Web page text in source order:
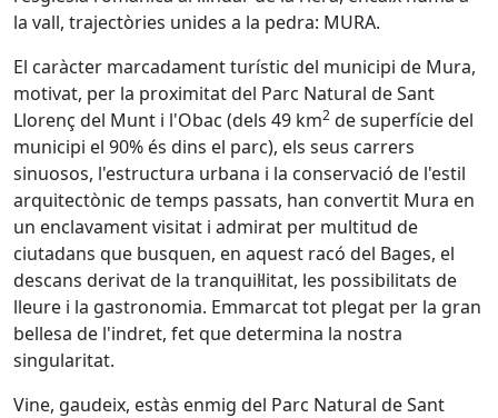
la vall, trajectòries unides a la pedra: MURA.
El caràcter marcadament turístic del municipi de Mura,
motivat, per la proximitat del Parc Natural de Sant
Llorenç del Munt i l'Obac (dels 49 km2 de superfície del
municipi el 90% és dins el parc), els seus carrers
sinuosos, l'estructura urbana i la conservació de l'estil
arquitectònic de temps passats, han convertit Mura en
un enclavament visitat i admirat per multitud de
ciutadans que busquen, en aquest racó del Bages, el
descans derivat de la tranquil·litat, les possibilitats de
lleure i la gastronomia. Emmarcat tot plegat per la gran
bellesa de l'indret, fet que determina la nostra
singularitat.
Vine, gaudeix, estàs enmig del Parc Natural de Sant